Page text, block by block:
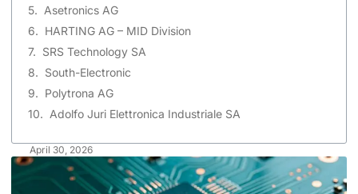
Asetronics AG
HARTING AG – MID Division
SRS Technology SA
South-Electronic
Polytrona AG
Adolfo Juri Elettronica Industriale SA
April 30, 2026